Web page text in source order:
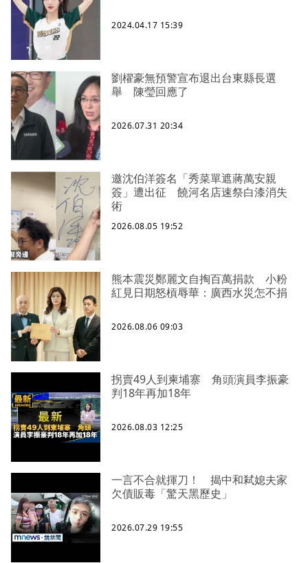
2024.04.17 15:39
劉櫂豪無預警宣布退出台東縣長選
舉 陳瑩回應了
2026.07.31 20:34
邀沈伯洋簽名「秀菜單遮蔣萬安親
簽」遭出征 饒河名店速祭白漆消失
術
2026.08.05 19:52
熊本震災鄭麗文自掏百萬捐款 小粉
紅見日期怒槓辱華：廣西水災怎不捐
2026.08.06 09:03
拐賣49人到柬埔寨 角頭演員李振豪
判18年再加18年
2026.08.03 12:25
一言不合就揮刀！ 揭中和弒媳夫家
欠債販毒「驚天黑歷史」
2026.07.29 19:55